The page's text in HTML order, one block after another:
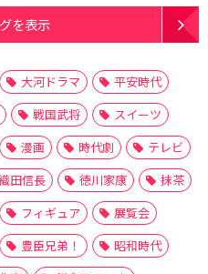
を表示
大河ドラマ
平安時代
戦国武将
スイーツ
漫画 時代劇
テレビ
田信長 徳川家康
抹茶
フィギュア
展覧会
豊臣兄弟！
昭和時代